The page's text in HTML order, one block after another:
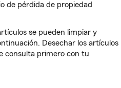
de pérdida de propiedad
se pueden limpiar y
Desechar los artículos
consulta primero con tu